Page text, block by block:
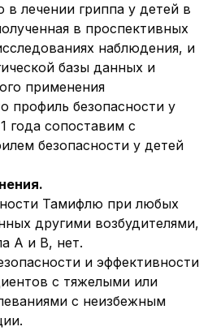
лечении гриппа у детей в
в проспективных
наблюдения, и
базы данных и
применения
профиль безопасности у
года сопоставим с
безопасности у детей
.
Тамифлю при любых
другими возбудителями,
А и В, нет.
и эффективности
с тяжелыми или
с неизбежным